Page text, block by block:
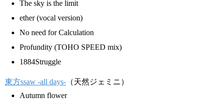
The sky is the limit
ether (vocal version)
No need for Calculation
Profundity (TOHO SPEED mix)
1884Struggle
東方ssaw -all days- （天然ジェミニ）
Autumn flower